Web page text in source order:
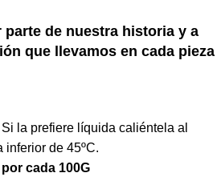
parte de nuestra historia y a
que llevamos en cada pieza
la prefiere líquida caliéntela al
inferior de 45ºC.
cada 100G